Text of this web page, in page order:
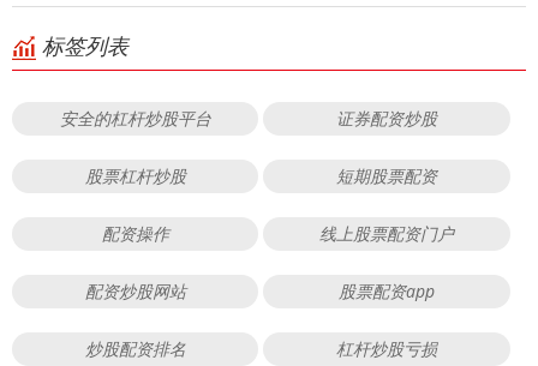
标签列表
安全的杠杆炒股平台 证券配资炒股
股票杠杆炒股 短期股票配资
配资操作 线上股票配资门户
配资炒股网站 股票配资app
炒股配资排名 杠杆炒股亏损